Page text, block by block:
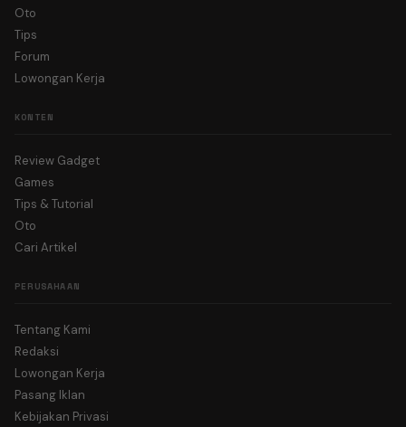
Oto
Tips
Forum
Lowongan Kerja
KONTEN
Review Gadget
Games
Tips & Tutorial
Oto
Cari Artikel
PERUSAHAAN
Tentang Kami
Redaksi
Lowongan Kerja
Pasang Iklan
Kebijakan Privasi